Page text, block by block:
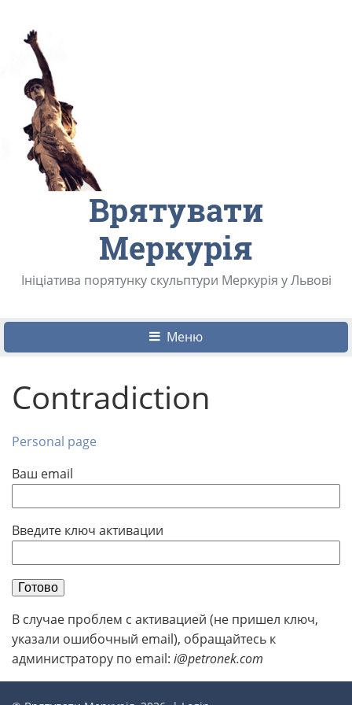
Врятувати
Меркурія
Ініціатива порятунку скульптури Меркурія у Львові
Меню
Contradiction
Personal page
Ваш email
Введите ключ активации
Готово
В случае проблем с активацией (не пришел ключ,
указали ошибочный email), обращайтесь к
администратору по email: i@petronek.com